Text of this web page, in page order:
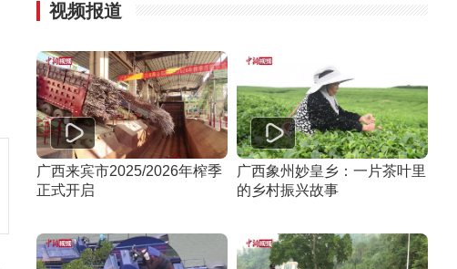
视频报道
广西来宾市2025/2026年榨季
正式开启
广西象州妙皇乡：一片茶叶里
的乡村振兴故事